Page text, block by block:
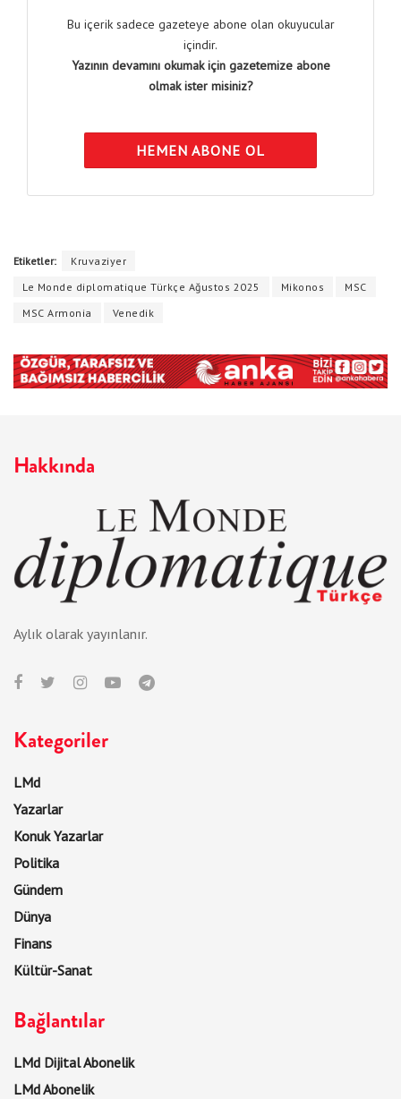
Bu içerik sadece gazeteye abone olan okuyucular
içindir.
Yazının devamını okumak için gazetemize abone
olmak ister misiniz?
HEMEN ABONE OL
Etiketler:
Kruvaziyer
Le Monde diplomatique Türkçe Ağustos 2025
Mikonos
MSC
MSC Armonia
Venedik
Hakkında
Aylık olarak yayınlanır.
Kategoriler
LMd
Yazarlar
Konuk Yazarlar
Politika
Gündem
Dünya
Finans
Kültür-Sanat
Bağlantılar
LMd Dijital Abonelik
LMd Abonelik